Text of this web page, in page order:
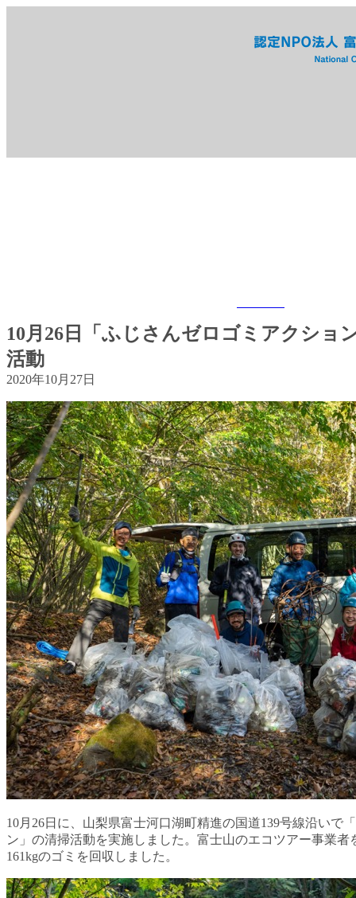
10月26日「ふじさんゼロゴミアクショ
活動
2020年10月27日
10月26日に、山梨県富士河口湖町精進の国道139号線沿いで
ン」の清掃活動を実施しました。富士山のエコツアー事業者
161kgのゴミを回収しました。